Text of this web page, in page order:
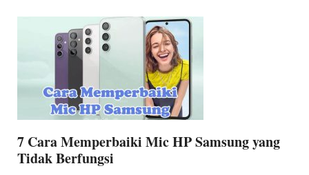
7 Cara Memperbaiki Mic HP Samsung yang
Tidak Berfungsi